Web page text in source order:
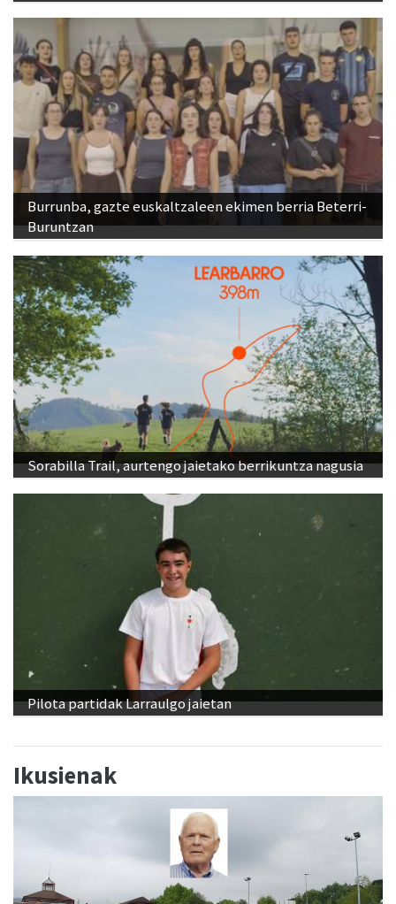
Burrunba, gazte euskaltzaleen ekimen berria Beterri-
Buruntzan
Sorabilla Trail, aurtengo jaietako berrikuntza nagusia
Pilota partidak Larraulgo jaietan
Ikusienak